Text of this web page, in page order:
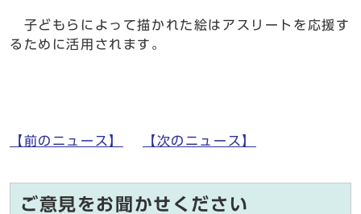
子どもらによって描かれた絵はアスリートを応援す
るために活用されます。
【前のニュース】 【次のニュース】
ご意見をお聞かせください